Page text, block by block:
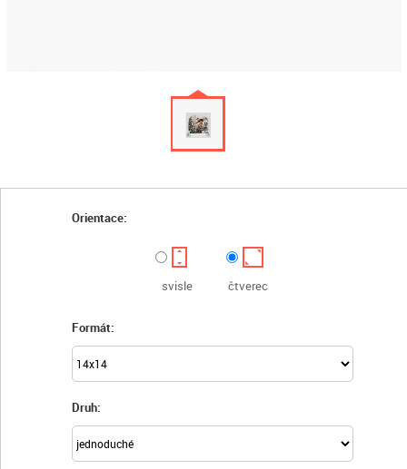
Orientace:
svisle čtverec
Formát:
Druh: